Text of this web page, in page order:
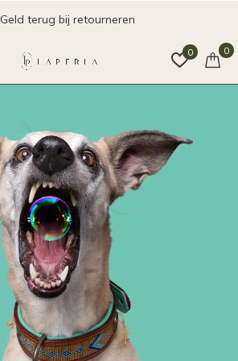
0 0
Geld terug bij retourneren